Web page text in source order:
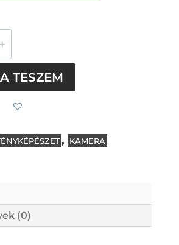
+
TESZEM
, KAMERA
(0)